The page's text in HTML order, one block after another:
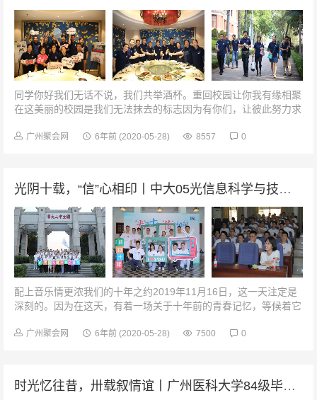
同学你好我们无话不说，我们共举酒杯。重回校园让你我有缘相聚
在这美丽的校园是我们无法抹去的标志因为有你们，让彼此努力求
时刻永不忘记时光晚宴那些年...
广州聚会网 6年前 (2020-05-28) 8557 0
光阴十载，“信”心相印丨中大05光信息科学与技术毕业10周年
配上音乐情更浓我们的十年之约2019年11月16日，这一天注定是
深刻的。因为在这天，有着一场关于十年前的青春记忆，等候着它
憬踩着青春的旋律相遇...
广州聚会网 6年前 (2020-05-28) 7500 0
时光忆往昔，卅载叙情谊丨广州医科大学84级毕业30周年